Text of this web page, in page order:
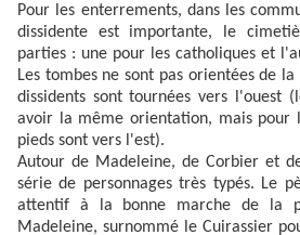
Pour les enterrements, dans les
dissidente est importante, le
parties : une pour les catholiques et
Les tombes ne sont pas orientées de
dissidents sont tournées vers l'ouest
avoir la même orientation, mais pour
pieds sont vers l'est).
Autour de Madeleine, de Corbier et
série de personnages très typés. Le
attentif à la bonne marche de la
Madeleine, surnommé le Cuirassier